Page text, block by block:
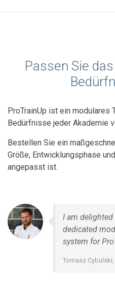
Passen Sie
ProTrainUp ist ein modulares
Bedürfnisse jeder Akademie
Bestellen Sie ein
Größe, Entwicklungsphase
angepasst ist.
I am delighted
dedicated
system for
Tomasz Cybulski,